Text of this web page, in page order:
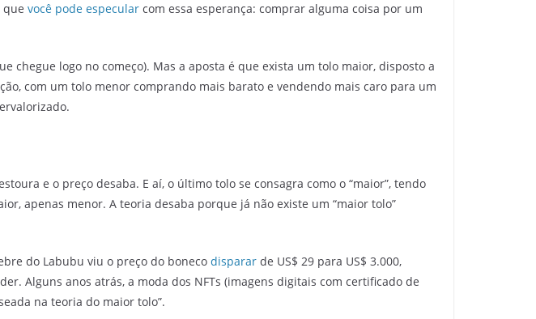
que você pode especular com essa esperança: comprar alguma coisa por um
chegue logo no começo). Mas a aposta é que exista um tolo maior, disposto a
com um tolo menor comprando mais barato e vendendo mais caro para um
e o preço desaba. E aí, o último tolo se consagra como o “maior”, tendo
apenas menor. A teoria desaba porque já não existe um “maior tolo”
do Labubu viu o preço do boneco disparar de US$ 29 para US$ 3.000,
Alguns anos atrás, a moda dos NFTs (imagens digitais com certificado de
na teoria do maior tolo”.